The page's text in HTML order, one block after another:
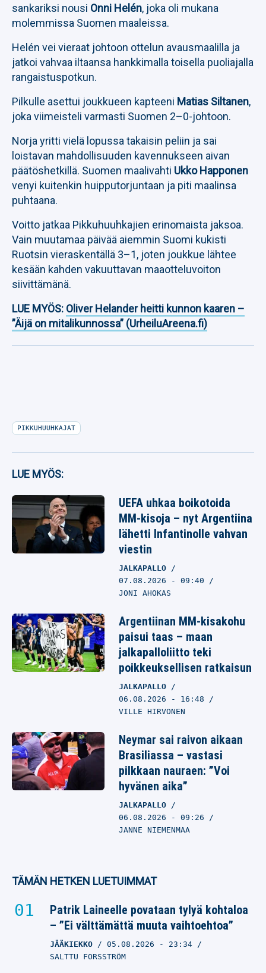
sankariksi nousi Onni Helén, joka oli mukana
molemmissa Suomen maaleissa.
Helén vei vieraat johtoon ottelun avausmaalilla ja
jatkoi vahvaa iltaansa hankkimalla toisella puoliajalla
rangaistuspotkun.
Pilkulle asettui joukkueen kapteeni Matias Siltanen,
joka viimeisteli varmasti Suomen 2–0-johtoon.
Norja yritti vielä lopussa takaisin peliin ja sai
loistavan mahdollisuuden kavennukseen aivan
päätöshetkillä. Suomen maalivahti Ukko Happonen
venyi kuitenkin huipputorjuntaan ja piti maalinsa
puhtaana.
Voitto jatkaa Pikkuhuuhkajien erinomaista jaksoa.
Vain muutamaa päivää aiemmin Suomi kukisti
Ruotsin vieraskentällä 3–1, joten joukkue lähtee
kesään kahden vakuuttavan maaotteluvoiton
siivittämänä.
LUE MYÖS: Oliver Helander heitti kunnon kaaren –
”Äijä on mitalikunnossa” (UrheiluAreena.fi)
PIKKUHUUHKAJAT
LUE MYÖS:
UEFA uhkaa boikotoida
MM-kisoja – nyt Argentiina
lähetti Infantinolle vahvan
viestin
JALKAPALLO
07.08.2026 - 09:40
JONI AHOKAS
Argentiinan MM-kisakohu
paisui taas – maan
jalkapalloliitto teki
poikkeuksellisen ratkaisun
JALKAPALLO
06.08.2026 - 16:48
VILLE HIRVONEN
Neymar sai raivon aikaan
Brasiliassa – vastasi
pilkkaan nauraen: ”Voi
hyvänen aika”
JALKAPALLO
06.08.2026 - 09:26
JANNE NIEMENMAA
TÄMÄN HETKEN LUETUIMMAT
Patrik Laineelle povataan tylyä kohtaloa
– ”Ei välttämättä muuta vaihtoehtoa”
JÄÄKIEKKO 05.08.2026 - 23:34
SALTTU FORSSTRÖM